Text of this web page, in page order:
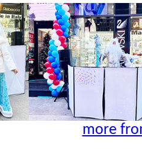
more